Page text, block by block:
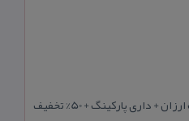
پارکینگ + 50% تخفیف